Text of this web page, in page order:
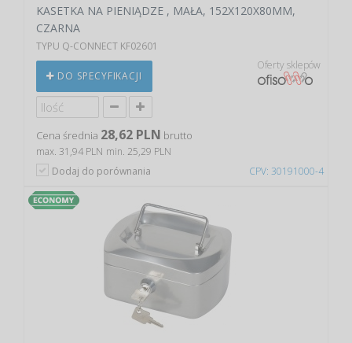
CPV: 30191000-4
KASETKA NA PIENIĄDZE , MAŁA, 152X120X80MM,
CZARNA
TYPU Q-CONNECT KF02601
DO SPECYFIKACJI
Oferty sklepów
Cena średnia 28,62 PLN brutto
max. 31,94 PLN min. 25,29 PLN
Dodaj do porównania